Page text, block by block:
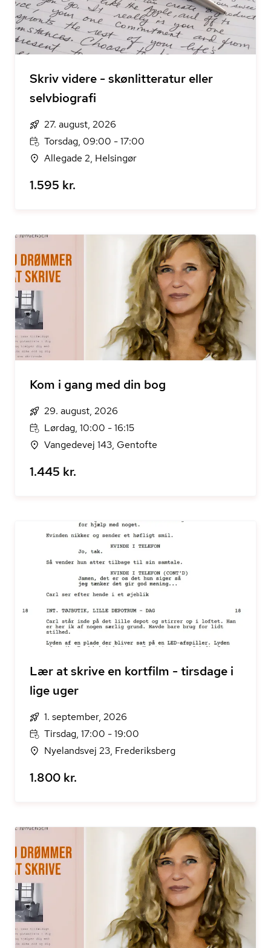
Skriv videre - skønlitteratur eller
selvbiografi
27. august, 2026
Torsdag, 09:00 - 17:00
Allegade 2, Helsingør
1.595 kr.
Kom i gang med din bog
29. august, 2026
Lørdag, 10:00 - 16:15
Vangedevej 143, Gentofte
1.445 kr.
Lær at skrive en kortfilm - tirsdage i
lige uger
1. september, 2026
Tirsdag, 17:00 - 19:00
Nyelandsvej 23, Frederiksberg
1.800 kr.